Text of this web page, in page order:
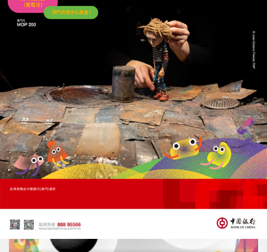
29/06/2026
>